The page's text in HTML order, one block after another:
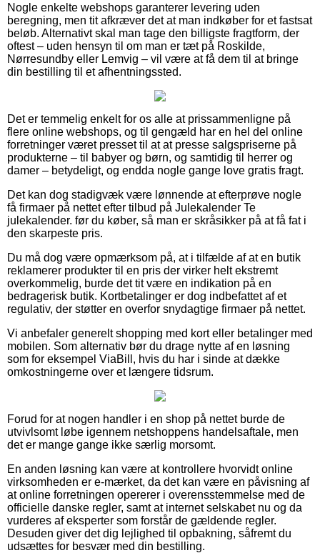
Nogle enkelte webshops garanterer levering uden
beregning, men tit afkræver det at man indkøber for et fastsat
beløb. Alternativt skal man tage den billigste fragtform, der
oftest – uden hensyn til om man er tæt på Roskilde,
Nørresundby eller Lemvig – vil være at få dem til at bringe
din bestilling til et afhentningssted.
Det er temmelig enkelt for os alle at prissammenligne på
flere online webshops, og til gengæld har en hel del online
forretninger været presset til at at presse salgspriserne på
produkterne – til babyer og børn, og samtidig til herrer og
damer – betydeligt, og endda nogle gange love gratis fragt.
Det kan dog stadigvæk være lønnende at efterprøve nogle
få firmaer på nettet efter tilbud på Julekalender Te
julekalender. før du køber, så man er skråsikker på at få fat i
den skarpeste pris.
Du må dog være opmærksom på, at i tilfælde af at en butik
reklamerer produkter til en pris der virker helt ekstremt
overkommelig, burde det tit være en indikation på en
bedragerisk butik. Kortbetalinger er dog indbefattet af et
regulativ, der støtter en overfor snydagtige firmaer på nettet.
Vi anbefaler generelt shopping med kort eller betalinger med
mobilen. Som alternativ bør du drage nytte af en løsning
som for eksempel ViaBill, hvis du har i sinde at dække
omkostningerne over et længere tidsrum.
Forud for at nogen handler i en shop på nettet burde de
utvivlsomt løbe igennem netshoppens handelsaftale, men
det er mange gange ikke særlig morsomt.
En anden løsning kan være at kontrollere hvorvidt online
virksomheden er e-mærket, da det kan være en påvisning af
at online forretningen opererer i overensstemmelse med de
officielle danske regler, samt at internet selskabet nu og da
vurderes af eksperter som forstår de gældende regler.
Desuden giver det dig lejlighed til opbakning, såfremt du
udsættes for besvær med din bestilling.